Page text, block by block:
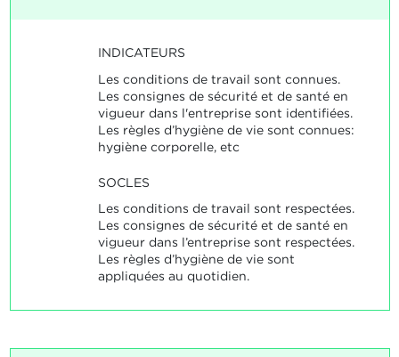
INDICATEURS
Les conditions de travail sont connues.
Les consignes de sécurité et de santé en
vigueur dans l'entreprise sont identifiées.
Les règles d’hygiène de vie sont connues:
hygiène corporelle, etc
SOCLES
Les conditions de travail sont respectées.
Les consignes de sécurité et de santé en
vigueur dans l’entreprise sont respectées.
Les règles d’hygiène de vie sont
appliquées au quotidien.